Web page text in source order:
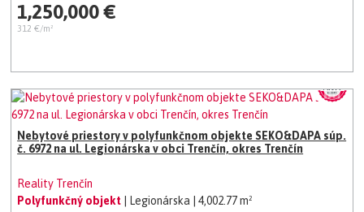
1,250,000 €
312 €/m²
Nebytové priestory v polyfunkčnom objekte SEKO&DAPA súp.
č. 6972 na ul. Legionárska v obci Trenčín, okres Trenčín
Reality Trenčín
Polyfunkčný objekt
| Legionárska | 4,002.77 m²